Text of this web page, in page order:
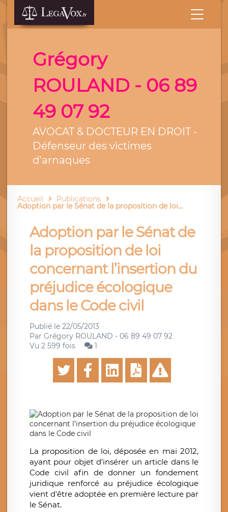
Grégory
ROULAND - 06 89
49 07 92
AVOCAT & DOCTEUR EN DROIT -
Défenseur des victimes
d'arnaques
Accueil Publications
Adoption par le Sénat de la proposition de loi...
Adoption par le Sénat de
la proposition de loi
concernant l’insertion du
préjudice écologique
dans le Code civil
Publié le 22/05/2013
Par Grégory ROULAND - 06 89 49 07 92
Vu 2 599 fois
1
La proposition de loi, déposée en mai 2012,
ayant pour objet d’insérer un article dans le
Code civil afin de donner un fondement
juridique renforcé au préjudice écologique
vient d'être adoptée en première lecture par
le Sénat.